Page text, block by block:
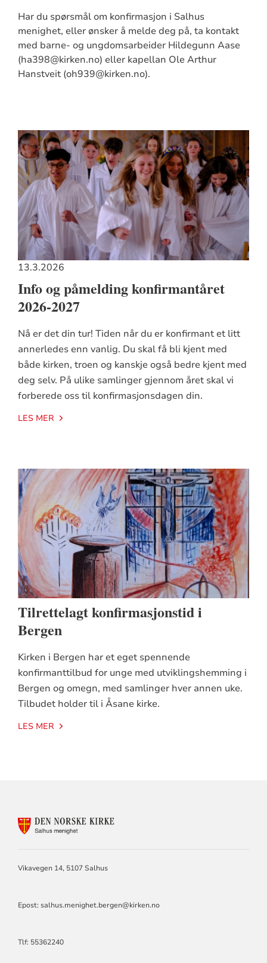
Har du spørsmål om konfirmasjon i Salhus
menighet, eller ønsker å melde deg på, ta kontakt
med barne- og ungdomsarbeider Hildegunn Aase
(ha398@kirken.no) eller kapellan Ole Arthur
Hanstveit (oh939@kirken.no).
13.3.2026
Info og påmelding konfirmantåret
2026-2027
Nå er det din tur! Tiden når du er konfirmant et litt
annerledes enn vanlig. Du skal få bli kjent med
både kirken, troen og kanskje også bedre kjent med
deg selv. På ulike samlinger gjennom året skal vi
forberede oss til konfirmasjonsdagen din.
LES MER
Tilrettelagt konfirmasjonstid i
Bergen
Kirken i Bergen har et eget spennende
konfirmanttilbud for unge med utviklingshemming i
Bergen og omegn, med samlinger hver annen uke.
Tilbudet holder til i Åsane kirke.
LES MER
Vikavegen 14, 5107 Salhus
Epost: salhus.menighet.bergen@kirken.no
Tlf: 55362240